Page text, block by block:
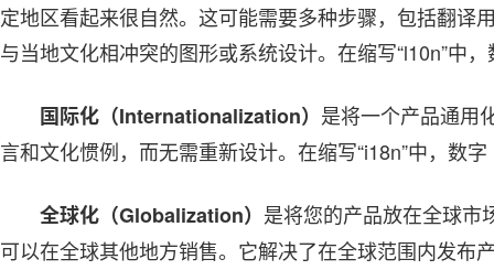
定地区看起来很自然。这可能需要多种步骤，包括翻译
与当地文化相冲突的图形或系统设计。在缩写“l10n”中
国际化（Internationalization） 是将一个产品通用
言和文化惯例，而无需重新设计。在缩写“i18n”中，数
全球化（Globalization） 是将您的产品放在全球市
可以在全球其他地方销售。它解决了在全球范围内发布